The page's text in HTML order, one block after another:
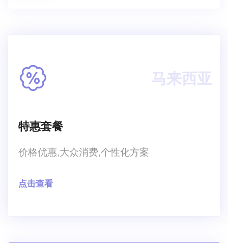
马来西亚
特惠套餐
价格优惠,大众消费,个性化方案
点击查看